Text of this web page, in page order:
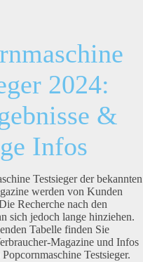
2024:
&
Infos
Testsieger der bekannten
werden von Kunden
Recherche nach den
sich jedoch lange hinziehen.
Tabelle finden Sie
Magazine und Infos
Testsieger.